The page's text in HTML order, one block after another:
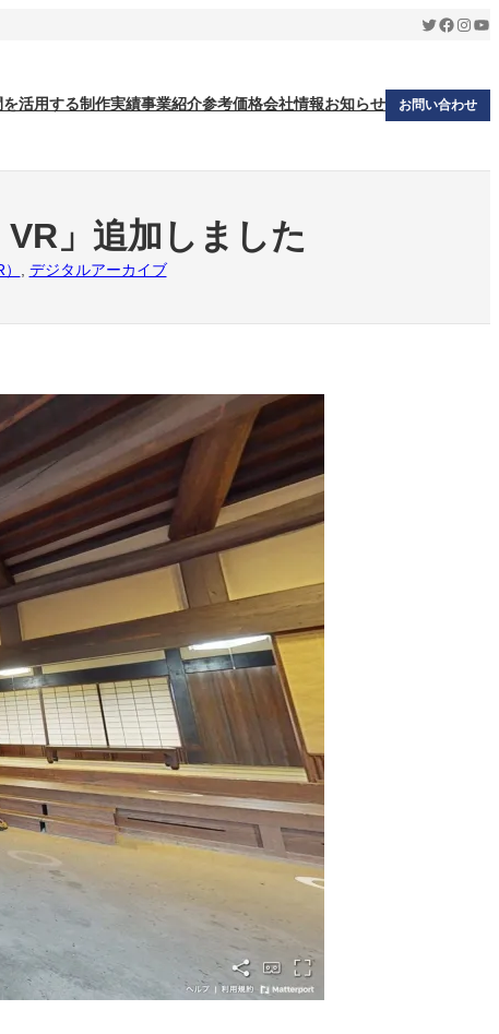
Twitter
を活用する制作実績事業紹介参考価格会社情報お知らせ お問い合わせ
」追加しました
, デジタルアーカイブ